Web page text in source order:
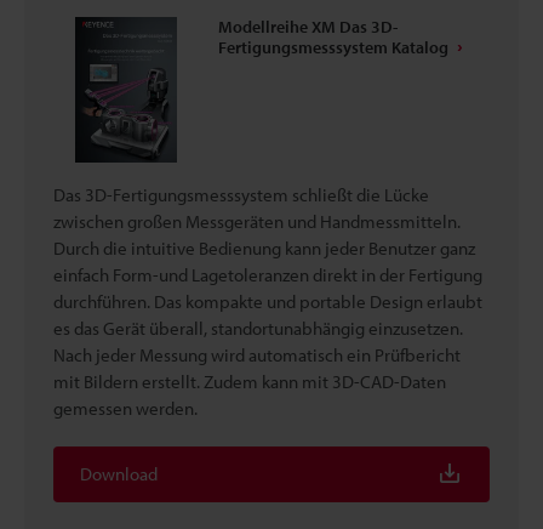
Modellreihe XM Das 3D-
Fertigungsmesssystem Katalog
Das 3D-Fertigungsmesssystem schließt die Lücke
zwischen großen Messgeräten und Handmessmitteln.
Durch die intuitive Bedienung kann jeder Benutzer ganz
einfach Form-und Lagetoleranzen direkt in der Fertigung
durchführen. Das kompakte und portable Design erlaubt
es das Gerät überall, standortunabhängig einzusetzen.
Nach jeder Messung wird automatisch ein Prüfbericht
mit Bildern erstellt. Zudem kann mit 3D-CAD-Daten
gemessen werden.
Download